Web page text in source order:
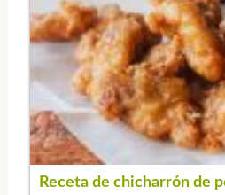
Receta de chicharrón de